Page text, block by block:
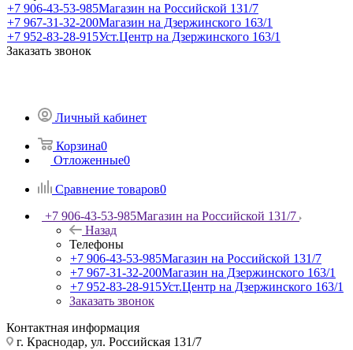
+7 906-43-53-985Магазин на Российской 131/7
+7 967-31-32-200Магазин на Дзержинского 163/1
+7 952-83-28-915Уст.Центр на Дзержинского 163/1
Заказать звонок
Личный кабинет
Корзина0
Отложенные0
Сравнение товаров0
+7 906-43-53-985Магазин на Российской 131/7
Назад
Телефоны
+7 906-43-53-985Магазин на Российской 131/7
+7 967-31-32-200Магазин на Дзержинского 163/1
+7 952-83-28-915Уст.Центр на Дзержинского 163/1
Заказать звонок
Контактная информация
г. Краснодар, ул. Российская 131/7